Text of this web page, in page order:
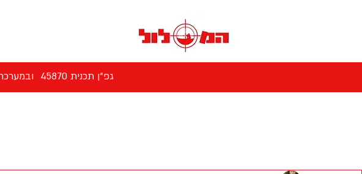
גפ"ן תכנית 45870 ובמערכת הל"ל כגוף קולט למעורבות חברתית ואחריות אישית